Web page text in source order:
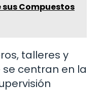
Compuestos
talleres y
centran en la